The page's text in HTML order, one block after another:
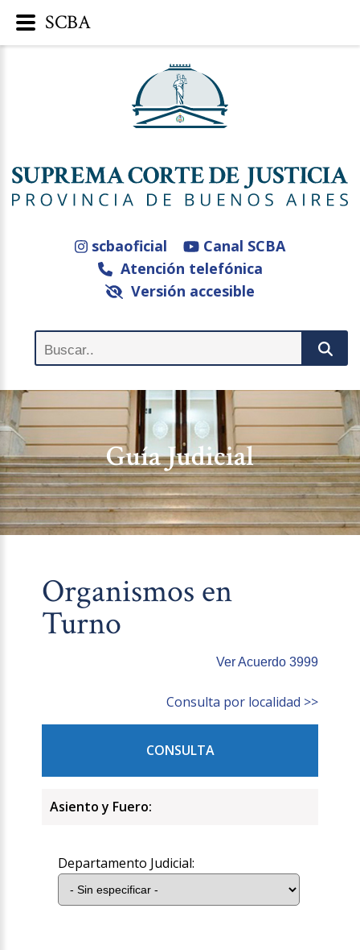
scbaoficial
Canal SCBA
Atención telefónica
Versión accesible
Guía Judicial
Organismos en
Turno
Ver Acuerdo 3999
Consulta por localidad >>
CONSULTA
Asiento y Fuero:
Departamento Judicial:
SCBA